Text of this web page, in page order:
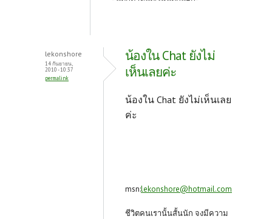
lekonshore
14 กันยายน,
2010 - 10:37
permalink
น้องใน Chat ยังไม่
เห็นเลยค่ะ
น้องใน Chat ยังไม่เห็นเลย
ค่ะ
msn:lekonshore@hotmail.com
ชีวิตคนเรานั้นสั้นนัก จงมีความ